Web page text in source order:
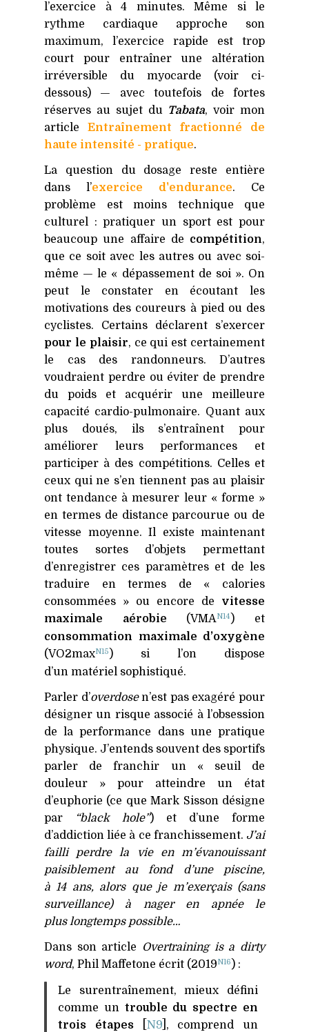
l’exercice à 4 minutes. Même si le
rythme cardiaque approche son
maximum, l’exercice rapide est trop
court pour entraîner une altération
irréversible du myocarde (voir ci-
dessous) — avec toutefois de fortes
réserves au sujet du Tabata, voir mon
article Entraînement fractionné de
haute intensité - pratique.
La question du dosage reste entière
dans l’exercice d'endurance. Ce
problème est moins technique que
culturel : pratiquer un sport est pour
beaucoup une affaire de compétition,
que ce soit avec les autres ou avec soi-
même — le « dépassement de soi ». On
peut le constater en écoutant les
motivations des coureurs à pied ou des
cyclistes. Certains déclarent s’exercer
pour le plaisir, ce qui est certainement
le cas des randonneurs. D’autres
voudraient perdre ou éviter de prendre
du poids et acquérir une meilleure
capacité cardio-pulmonaire. Quant aux
plus doués, ils s’entraînent pour
améliorer leurs performances et
participer à des compétitions. Celles et
ceux qui ne s’en tiennent pas au plaisir
ont tendance à mesurer leur « forme »
en termes de distance parcourue ou de
vitesse moyenne. Il existe maintenant
toutes sortes d’objets permettant
d’enregistrer ces paramètres et de les
traduire en termes de « calories
consommées » ou encore de vitesse
maximale aérobie (VMAN14) et
consommation maximale d’oxygène
(VO2maxN15 ) si l’on dispose
d’un matériel sophistiqué.
Parler d’overdosen’est pas exagéré pour
désigner un risque associé à l’obsession
de la performance dans une pratique
physique. J’entends souvent des sportifs
parler de franchir un « seuil de
douleur » pour atteindre un état
d’euphorie (ce que Mark Sisson désigne
par
“black hole”) et d’une forme
d’addiction liée à ce franchissement. J’ai
failli perdre la vie en m’évanouissant
paisiblement au fond d’une piscine,
à 14 ans, alors que je m’exerçais (sans
surveillance) à nager en apnée le
plus longtemps possible…
Dans son article
Overtraining is a dirty
word, Phil Maffetone écrit (2019N16 ) :
Le surentraînement, mieux défini
comme un trouble du spectre en
trois étapes[ N9], comprend un